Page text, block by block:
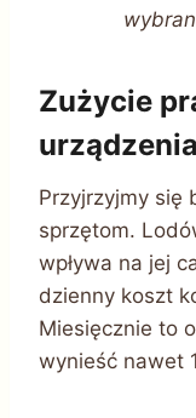
Zużycie
Przyjrzyjmy się
sprzętom.
wpływa na jej
dzienny koszt
Miesięcznie to
wynieść nawet